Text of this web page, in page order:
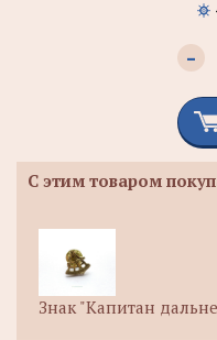
-
С этим товаром
Знак "Капитан